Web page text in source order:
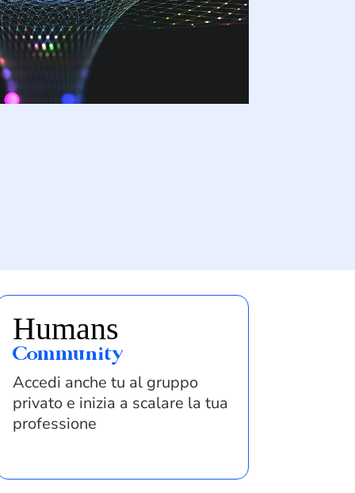
Humans
Community
Accedi anche tu al gruppo
privato e inizia a scalare la tua
professione